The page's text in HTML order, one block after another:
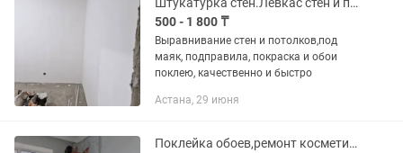
500 - 1 800 ₸
Выравнивание стен и потолков,под
маяк, подправила, покраска и обои
поклею, качественно и быстро
Астана, 29 июня
Поклейка обоев,ремонт косметический. Покраска стен и потолков.